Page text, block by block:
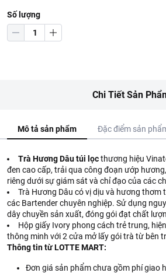
Số lượng
Chi Tiết Sản
Mô tả sản phẩm Đặc điểm sản
Trà Hương Dâu túi lọcthương hiệu
đen cao cấp, trải qua công đoạn ướp
riêng dưới sự giám sát và chỉ đạo của các
Trà Hương Dâu có vị dịu và hương thơm
các Bartender chuyên nghiệp. Sử dụng
dây chuyền sản xuất, đóng gói đạt chất
Hộp giấy Ivory phong cách trẻ trung,
thông minh với 2 cửa mở lấy gói trà từ bên
Thông tin từ LOTTE MART:
Đơn giá sản phẩm chưa gồm phí giao